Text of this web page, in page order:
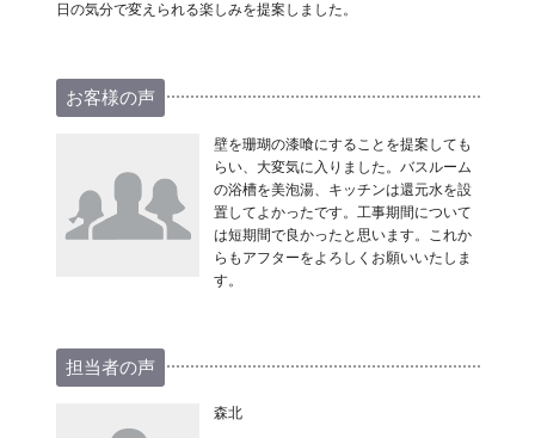
日の気分で変えられる楽しみを提案しました。
お客様の声
壁を珊瑚の漆喰にすることを提案しても
らい、大変気に入りました。バスルーム
の浴槽を美泡湯、キッチンは還元水を設
置してよかったです。工事期間について
は短期間で良かったと思います。これか
らもアフターをよろしくお願いいたしま
す。
担当者の声
森北